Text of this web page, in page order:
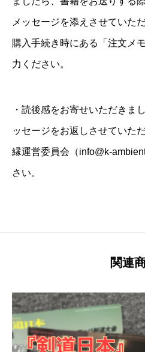
メッセージを添えさせていた
購入手続き時にある「注文メ
力ください。
・読後感をお寄せいただきま
ッセージをお返しさせていた
縁運営委員会（info@k-
さい。
関連